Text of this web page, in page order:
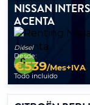
NISSAN
ACENTA
Diésel
Desde:
€539/Mes+IVA
Todo incluido